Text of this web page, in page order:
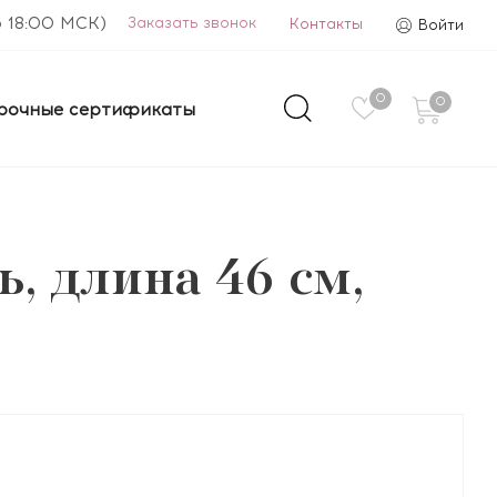
Войти
Контакты
18:00 МСК) Заказать звонок
0 0
сертификаты
длина 46 см,